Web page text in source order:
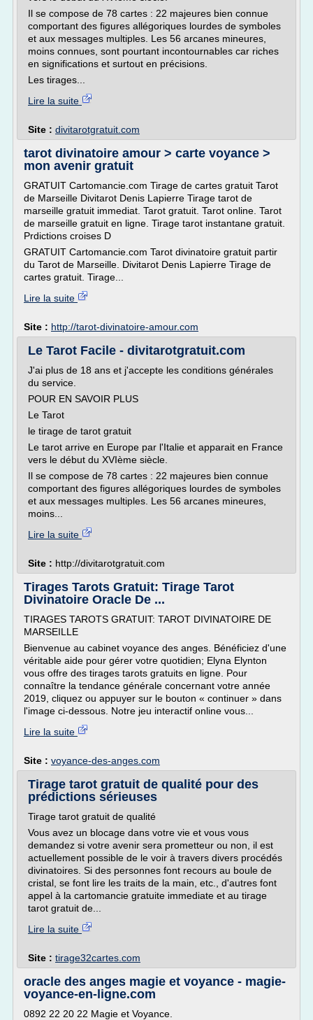
Il se compose de 78 cartes : 22 majeures bien connue
comportant des figures allégoriques lourdes de symboles
et aux messages multiples. Les 56 arcanes mineures,
moins connues, sont pourtant incontournables car riches
en significations et surtout en précisions.
Les tirages...
Lire la suite
Site : divitarotgratuit.com
tarot divinatoire amour > carte voyance >
mon avenir gratuit
GRATUIT Cartomancie.com Tirage de cartes gratuit Tarot
de Marseille Divitarot Denis Lapierre Tirage tarot de
marseille gratuit immediat. Tarot gratuit. Tarot online. Tarot
de marseille gratuit en ligne. Tirage tarot instantane gratuit.
Prdictions croises D
GRATUIT Cartomancie.com Tarot divinatoire gratuit partir
du Tarot de Marseille. Divitarot Denis Lapierre Tirage de
cartes gratuit. Tirage...
Lire la suite
Site : http://tarot-divinatoire-amour.com
Le Tarot Facile - divitarotgratuit.com
J'ai plus de 18 ans et j'accepte les conditions générales
du service.
POUR EN SAVOIR PLUS
Le Tarot
le tirage de tarot gratuit
Le tarot arrive en Europe par l'Italie et apparait en France
vers le début du XVIème siècle.
Il se compose de 78 cartes : 22 majeures bien connue
comportant des figures allégoriques lourdes de symboles
et aux messages multiples. Les 56 arcanes mineures,
moins...
Lire la suite
Site : http://divitarotgratuit.com
Tirages Tarots Gratuit: Tirage Tarot
Divinatoire Oracle De ...
TIRAGES TAROTS GRATUIT: TAROT DIVINATOIRE DE
MARSEILLE
Bienvenue au cabinet voyance des anges. Bénéficiez d'une
véritable aide pour gérer votre quotidien; Elyna Elynton
vous offre des tirages tarots gratuits en ligne. Pour
connaître la tendance générale concernant votre année
2019, cliquez ou appuyer sur le bouton « continuer » dans
l'image ci-dessous. Notre jeu interactif online vous...
Lire la suite
Site : voyance-des-anges.com
Tirage tarot gratuit de qualité pour des
prédictions sérieuses
Tirage tarot gratuit de qualité
Vous avez un blocage dans votre vie et vous vous
demandez si votre avenir sera prometteur ou non, il est
actuellement possible de le voir à travers divers procédés
divinatoires. Si des personnes font recours au boule de
cristal, se font lire les traits de la main, etc., d'autres font
appel à la cartomancie gratuite immediate et au tirage
tarot gratuit de...
Lire la suite
Site : tirage32cartes.com
oracle des anges magie et voyance - magie-
voyance-en-ligne.com
0892 22 20 22 Magie et Voyance.